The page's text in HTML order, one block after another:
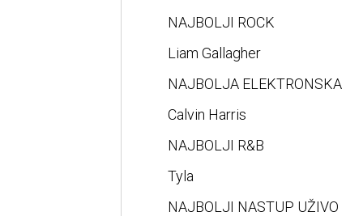
NAJBOLJI ROCK
Liam Gallagher
NAJBOLJA ELEKTRONSKA
Calvin Harris
NAJBOLJI R&B
Tyla
NAJBOLJI NASTUP UŽIVO